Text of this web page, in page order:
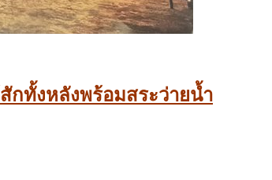
กทั้งหลังพร้อมสระว่ายน้ำ